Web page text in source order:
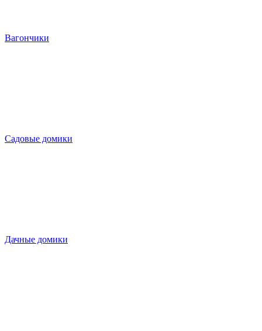
Вагончики
Садовые домики
Дачные домики